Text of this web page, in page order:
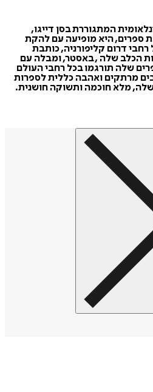
המתגוררת בסן דייגו,
ספרים, היא מופיעה עם להקת
דרום קליפורניה, כותבת
הכלב שלה , באסטר, ומבלה עם
שלה תורגמו בכל רחבי העולם
מרתקים ואהבה כללית לספרות
מלא חוכמה ותשוקה חושנית.